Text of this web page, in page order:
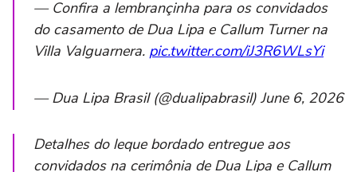
— Confira a lembrançinha para os convidados
do casamento de Dua Lipa e Callum Turner na
Villa Valguarnera. pic.twitter.com/iJ3R6WLsYi
— Dua Lipa Brasil (@dualipabrasil) June 6, 2026
Detalhes do leque bordado entregue aos
convidados na cerimônia de Dua Lipa e Callum